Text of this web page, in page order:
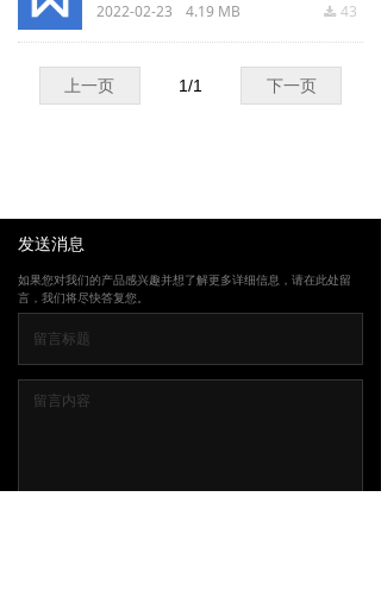
끂 43
2022-02-23 4.19 MB
上一页 下一页
1/1
发送消息
如果您对我们的产品感兴趣并想了解更多详细信息，请在此处留
言，我们将尽快答复您。